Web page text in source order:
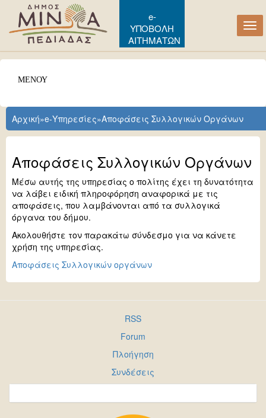
e-
ΥΠΟΒΟΛΗ
ΑΙΤΗΜΑΤΩΝ
ΜΕΝΟΥ
Αρχική»e-Υπηρεσίες»Αποφάσεις Συλλογικών Οργάνων
Αποφάσεις Συλλογικών Οργάνων
Μέσω αυτής της υπηρεσίας ο πολίτης έχει τη δυνατότητα
να λάβει ειδική πληροφόρηση αναφορικά με τις
αποφάσεις, που λαμβάνονται από τα συλλογικά
όργανα του δήμου.
Ακολουθήστε τον παρακάτω σύνδεσμο για να κάνετε
χρήση της υπηρεσίας.
Αποφάσεις Συλλογικών οργάνων
RSS
Forum
Πλοήγηση
Συνδέσεις